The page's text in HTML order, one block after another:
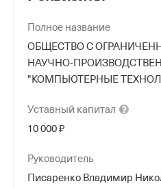
Полное название
ОБЩЕСТВО С
НАУЧНО-
"КОМПЬЮТЕРНЫЕ
Уставный капитал
10 000 ₽
Руководитель
Писаренко Владимир